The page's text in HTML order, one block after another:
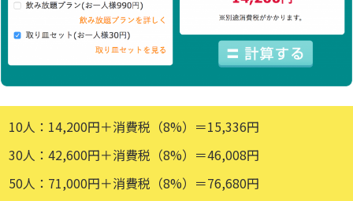
10人：14,200円＋消費税（8%）＝15,336円
30人：42,600円＋消費税（8%）＝46,008円
50人：71,000円＋消費税（8%）＝76,680円